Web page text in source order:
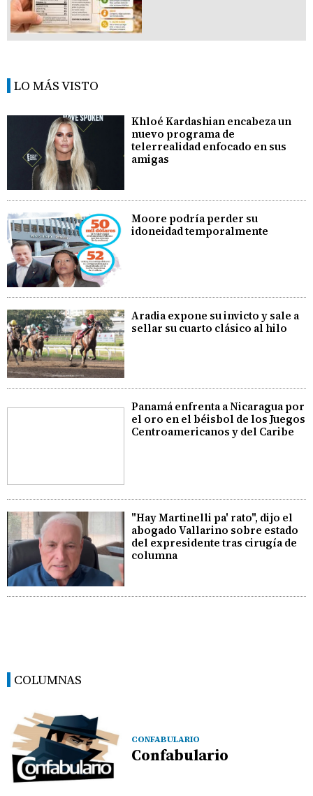
LO MÁS VISTO
Khloé Kardashian encabeza un
nuevo programa de
telerrealidad enfocado en sus
amigas
Moore podría perder su
idoneidad temporalmente
Aradia expone su invicto y sale a
sellar su cuarto clásico al hilo
Panamá enfrenta a Nicaragua por
el oro en el béisbol de los Juegos
Centroamericanos y del Caribe
"Hay Martinelli pa' rato", dijo el
abogado Vallarino sobre estado
del expresidente tras cirugía de
columna
COLUMNAS
CONFABULARIO
Confabulario